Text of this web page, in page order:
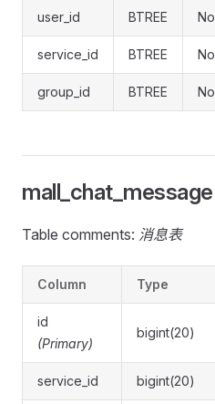
user_id BTREE No
service_id BTREE No
group_id BTREE No
mall_chat_message
Table comments: 消息表
Column Type
id
(Primary)
bigint(20)
service_id bigint(20)